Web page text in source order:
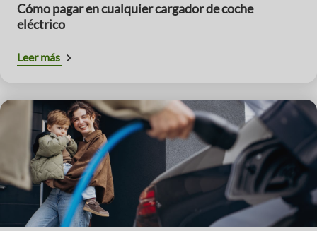
Cómo pagar en cualquier cargador de coche
eléctrico
Leer más